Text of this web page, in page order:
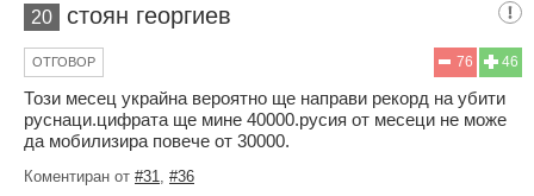
20 стоян георгиев
46
76
ОТГОВОР
Този месец украйна вероятно ще направи рекорд на убити
руснаци.цифрата ще мине 40000.русия от месеци не може
да мобилизира повече от 30000.
Коментиран от #31 #36